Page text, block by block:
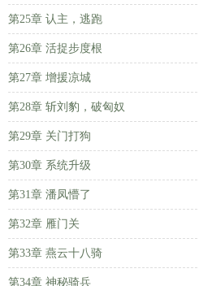
第25章 认主，逃跑
第26章 活捉步度根
第27章 增援凉城
第28章 斩刘豹，破匈奴
第29章 关门打狗
第30章 系统升级
第31章 潘凤懵了
第32章 雁门关
第33章 燕云十八骑
第34章 神秘骑兵